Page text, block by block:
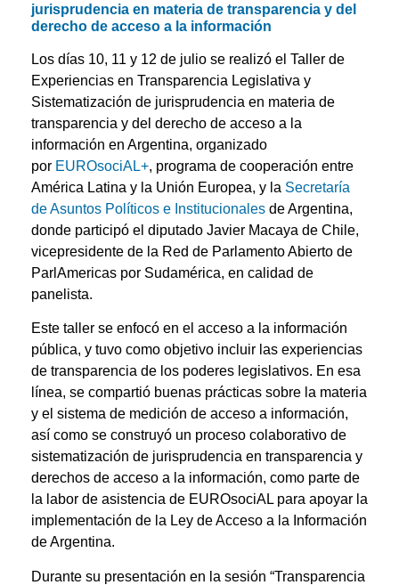
jurisprudencia en materia de transparencia y del
derecho de acceso a la información
Los días 10, 11 y 12 de julio se realizó el Taller de
Experiencias en Transparencia Legislativa y
Sistematización de jurisprudencia en materia de
transparencia y del derecho de acceso a la
información en Argentina, organizado
por EUROsociAL+, programa de cooperación entre
América Latina y la Unión Europea, y la Secretaría
de Asuntos Políticos e Institucionales de Argentina,
donde participó el diputado Javier Macaya de Chile,
vicepresidente de la Red de Parlamento Abierto de
ParlAmericas por Sudamérica, en calidad de
panelista.
Este taller se enfocó en el acceso a la información
pública, y tuvo como objetivo incluir las experiencias
de transparencia de los poderes legislativos. En esa
línea, se compartió buenas prácticas sobre la materia
y el sistema de medición de acceso a información,
así como se construyó un proceso colaborativo de
sistematización de jurisprudencia en transparencia y
derechos de acceso a la información, como parte de
la labor de asistencia de EUROsociAL para apoyar la
implementación de la Ley de Acceso a la Información
de Argentina.
Durante su presentación en la sesión “Transparencia